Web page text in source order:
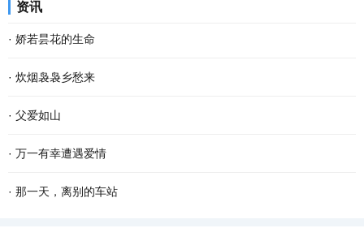
资讯
· 娇若昙花的生命
今早开门，我家的那只土黄色的小狗静静地平躺在马路的中间，它死
了。这个幼小的 快乐 的生命就这样消亡了，我的心忽然被揪住的感
觉。 对于这个小生命的到来，很是偶然。约两个...
· 炊烟袅袅乡愁来
在城里 生活 久了，我会觉得累，便到城郊漫步散心。忽然，看见农家
屋顶炊烟袅袅，久违之余，乡愁也就陡然升腾，渐渐浓烈起来。 “炊
烟是有灵性的，不信，你看嘛！”记得这是母...
· 父爱如山
“那是我小时侯，常坐在父亲肩头，父亲是那登天的梯，父亲是那拉车
的牛……”每当《父亲》这首歌在耳畔响起时，我的眼前就会浮现出父
· 万一有幸遭遇爱情
李银河和王小波是一对情侣。在我看来，他们是世纪佳侣。虽说他们
· 那一天，离别的车站